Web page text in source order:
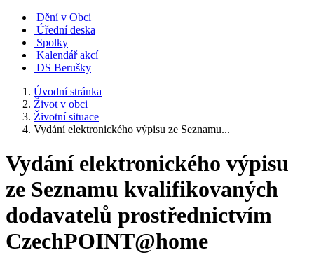
Dění v Obci
Úřední deska
Spolky
Kalendář akcí
DS Berušky
Úvodní stránka
Život v obci
Životní situace
Vydání elektronického výpisu ze Seznamu...
Vydání elektronického výpisu
ze Seznamu kvalifikovaných
dodavatelů prostřednictvím
CzechPOINT@home